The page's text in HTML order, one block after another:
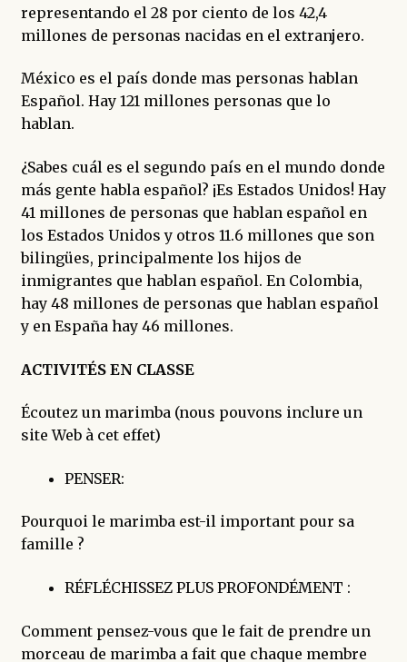
representando el 28 por ciento de los 42,4
millones de personas nacidas en el extranjero.
México es el país donde mas personas hablan
Español. Hay 121 millones personas que lo
hablan.
¿Sabes cuál es el segundo país en el mundo donde
más gente habla español? ¡Es Estados Unidos! Hay
41 millones de personas que hablan español en
los Estados Unidos y otros 11.6 millones que son
bilingües, principalmente los hijos de
inmigrantes que hablan español. En Colombia,
hay 48 millones de personas que hablan español
y en España hay 46 millones.
ACTIVITÉS EN CLASSE
Écoutez un marimba (nous pouvons inclure un
site Web à cet effet)
PENSER:
Pourquoi le marimba est-il important pour sa
famille ?
RÉFLÉCHISSEZ PLUS PROFONDÉMENT :
Comment pensez-vous que le fait de prendre un
morceau de marimba a fait que chaque membre